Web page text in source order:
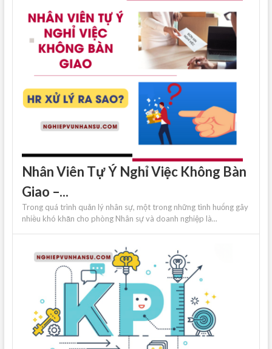
Nhân Viên Tự Ý Nghỉ Việc Không Bàn
Giao –...
Trong quá trình quản lý nhân sự, một trong những tình huống gây
nhiều khó khăn cho phòng Nhân sự và doanh nghiệp là...